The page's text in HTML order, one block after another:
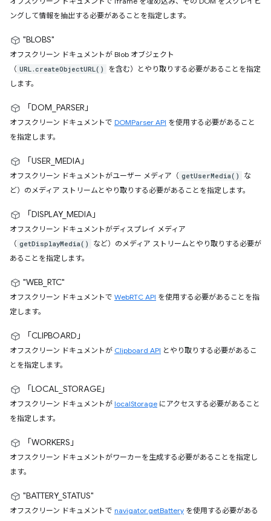
ングして情報を抽出する必要があることを指定します。
"BLOBS"
オフスクリーン ドキュメントが Blob オブジェクト
（ URL.createObjectURL()
を含む）とやり取りする必要があることを指定
します。
「DOM_PARSER」
オフスクリーン ドキュメントで DOMParser API を使用する必要があること
を指定します。
「USER_MEDIA」
オフスクリーン ドキュメントがユーザー メディア（ getUserMedia()
な
ど）のメディア ストリームとやり取りする必要があることを指定します。
「DISPLAY_MEDIA」
オフスクリーン ドキュメントがディスプレイ メディア
（ getDisplayMedia()
など）のメディア ストリームとやり取りする必要が
あることを指定します。
"WEB_RTC"
オフスクリーン ドキュメントで WebRTC API を使用する必要があることを指
定します。
「CLIPBOARD」
オフスクリーン ドキュメントが Clipboard API とやり取りする必要があるこ
とを指定します。
「LOCAL_STORAGE」
オフスクリーン ドキュメントが localStorage にアクセスする必要があること
を指定します。
「WORKERS」
オフスクリーン ドキュメントがワーカーを生成する必要があることを指定し
ます。
"BATTERY_STATUS"
オフスクリーン ドキュメントで navigator.getBattery を使用する必要がある